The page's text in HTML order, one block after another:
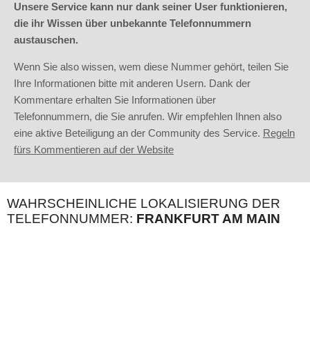
Unsere Service kann nur dank seiner User funktionieren,
die ihr Wissen über unbekannte Telefonnummern
austauschen.
Wenn Sie also wissen, wem diese Nummer gehört, teilen Sie
Ihre Informationen bitte mit anderen Usern. Dank der
Kommentare erhalten Sie Informationen über
Telefonnummern, die Sie anrufen. Wir empfehlen Ihnen also
eine aktive Beteiligung an der Community des Service. Regeln
fürs Kommentieren auf der Website
WAHRSCHEINLICHE LOKALISIERUNG DER
TELEFONNUMMER: FRANKFURT AM MAIN